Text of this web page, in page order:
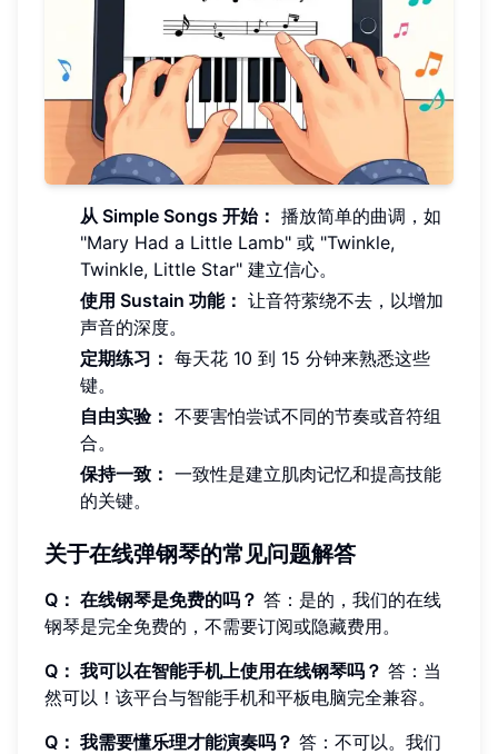
从 Simple Songs 开始： 播放简单的曲调，如
"Mary Had a Little Lamb" 或 "Twinkle,
Twinkle, Little Star" 建立信心。
使用 Sustain 功能： 让音符萦绕不去，以增加
声音的深度。
定期练习： 每天花 10 到 15 分钟来熟悉这些
键。
自由实验： 不要害怕尝试不同的节奏或音符组
合。
保持一致： 一致性是建立肌肉记忆和提高技能
的关键。
关于在线弹钢琴的常见问题解答
Q： 在线钢琴是免费的吗？ 答：是的，我们的在线
钢琴是完全免费的，不需要订阅或隐藏费用。
Q： 我可以在智能手机上使用在线钢琴吗？ 答：当
然可以！该平台与智能手机和平板电脑完全兼容。
Q： 我需要懂乐理才能演奏吗？ 答：不可以。我们